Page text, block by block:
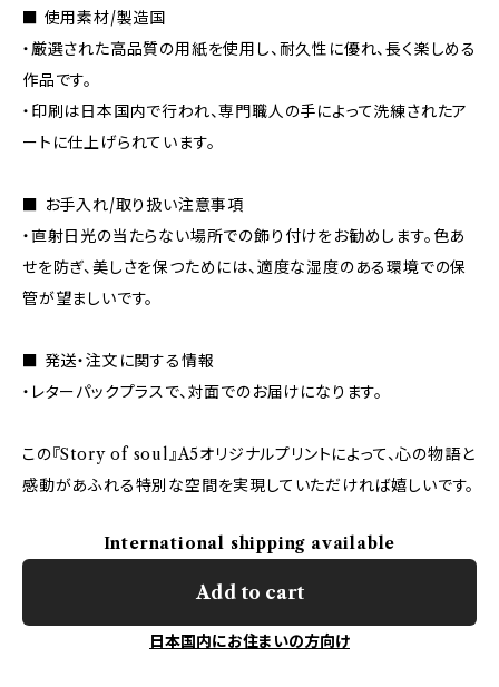
■ 使用素材/製造国
・厳選された高品質の用紙を使用し、耐久性に優れ、長く楽しめる
作品です。
・印刷は日本国内で行われ、専門職人の手によって洗練されたア
ートに仕上げられています。
■ お手入れ/取り扱い注意事項
・直射日光の当たらない場所での飾り付けをお勧めします。色あ
せを防ぎ、美しさを保つためには、適度な湿度のある環境での保
管が望ましいです。
■ 発送・注文に関する情報
・レターパックプラスで、対面でのお届けになります。
この『Story of soul』A5オリジナルプリントによって、心の物語と
感動があふれる特別な空間を実現していただければ嬉しいです。
International shipping available
Add to cart
日本国内にお住まいの方向け